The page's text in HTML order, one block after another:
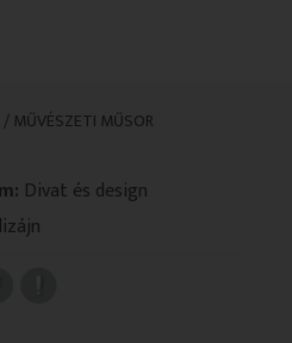
/ MŰVÉSZETI MŰSOR
Divat és design